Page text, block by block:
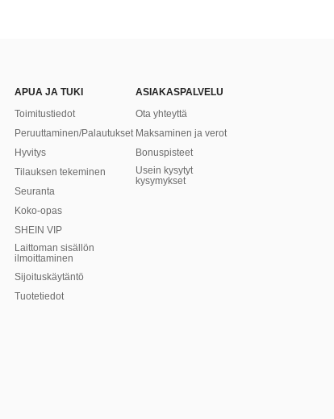
APUA JA TUKI
Toimitustiedot
Peruuttaminen/Palautukset
Hyvitys
Tilauksen tekeminen
Seuranta
Koko-opas
SHEIN VIP
Laittoman sisällön
ilmoittaminen
Sijoituskäytäntö
​Tuotetiedot
ASIAKASPALVELU
Ota yhteyttä
Maksaminen ja verot
Bonuspisteet
Usein kysytyt
kysymykset